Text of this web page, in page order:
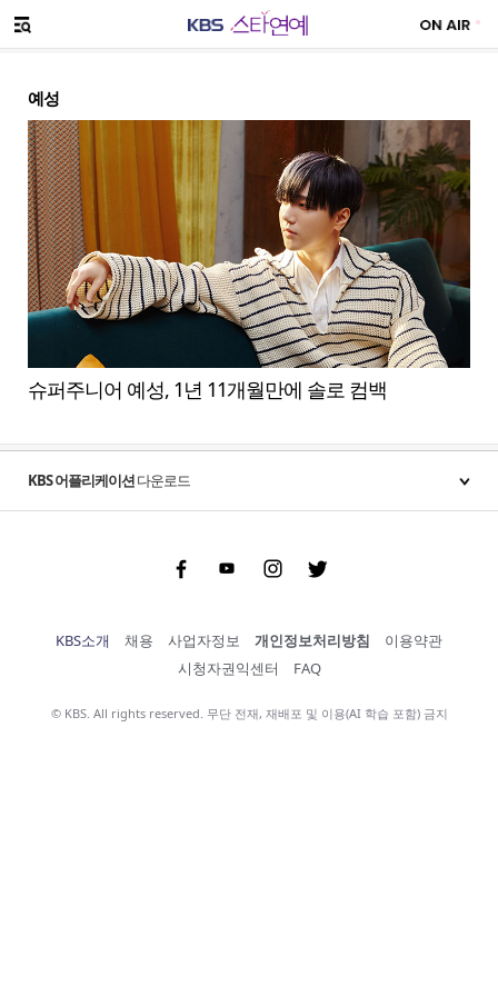
메뉴 열기
예성
슈퍼주니어 예성, 1년 11개월만에 솔로 컴백
KBS 어플리케이션다운로드
FacebookYoutubeInstgram Twitter
KBS소개 채용 사업자정보 개인정보처리방침
이용약관
시청자권익센터
FAQ
© KBS. All rights reserved. 무단 전재, 재배포 및 이용(AI 학습 포함) 금지